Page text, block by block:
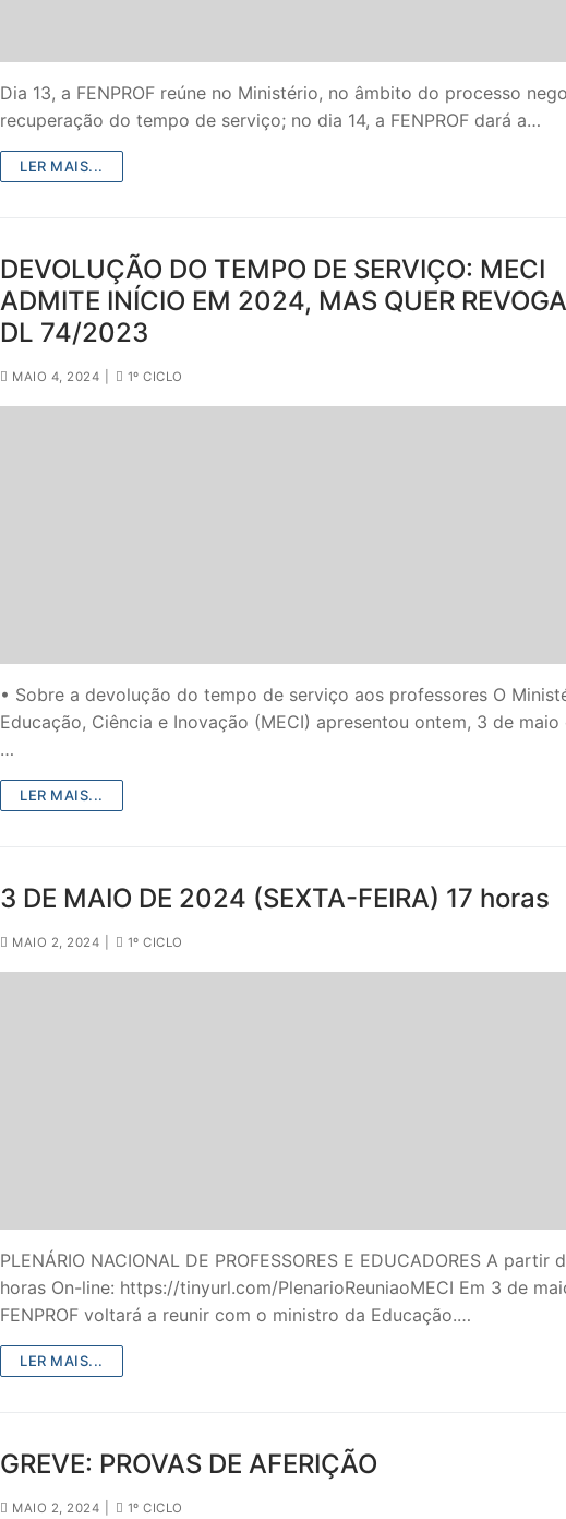
Dia 13, a FENPROF reúne no Ministério, no âmbito do processo
recuperação do tempo de serviço; no dia 14, a FENPROF dará a…
LER MAIS...
DEVOLUÇÃO DO TEMPO DE SERVIÇO: MECI
ADMITE INÍCIO EM 2024, MAS QUER
DL 74/2023
MAIO 4, 2024 1º CICLO
• Sobre a devolução do tempo de serviço aos professores O
Educação, Ciência e Inovação (MECI) apresentou ontem, 3 de maio
…
LER MAIS...
3 DE MAIO DE 2024 (SEXTA-FEIRA) 17 horas
MAIO 2, 2024 1º CICLO
PLENÁRIO NACIONAL DE PROFESSORES E EDUCADORES A partir
horas On-line: https://tinyurl.com/PlenarioReuniaoMECI Em 3 de
FENPROF voltará a reunir com o ministro da Educação.…
LER MAIS...
GREVE: PROVAS DE AFERIÇÃO
MAIO 2, 2024 1º CICLO